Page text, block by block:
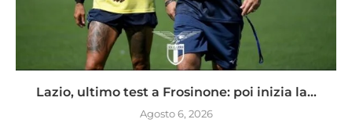
Lazio, ultimo test a Frosinone: poi inizia la...
Agosto 6, 2026